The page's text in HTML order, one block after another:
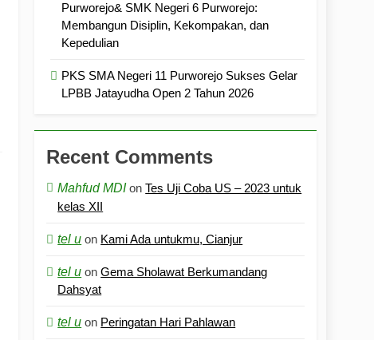
Purworejo& SMK Negeri 6 Purworejo:
Membangun Disiplin, Kekompakan, dan
Kepedulian
PKS SMA Negeri 11 Purworejo Sukses Gelar
LPBB Jatayudha Open 2 Tahun 2026
Recent Comments
Mahfud MDIonTes Uji Coba US – 2023 untuk
kelas XII
tel u on Kami Ada untukmu, Cianjur
tel u onGema Sholawat Berkumandang
Dahsyat
tel u on Peringatan Hari Pahlawan